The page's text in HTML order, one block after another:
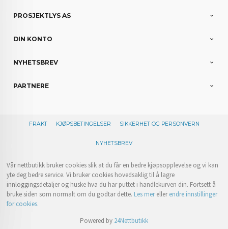
PROSJEKTLYS AS
DIN KONTO
NYHETSBREV
PARTNERE
FRAKT KJØPSBETINGELSER SIKKERHET OG PERSONVERN
NYHETSBREV
Vår nettbutikk bruker cookies slik at du får en bedre kjøpsopplevelse og vi kan
yte deg bedre service. Vi bruker cookies hovedsaklig til å lagre
innloggingsdetaljer og huske hva du har puttet i handlekurven din. Fortsett å
bruke siden som normalt om du godtar dette. Les merellerendre innstillinger
for cookies.
Powered by 24Nettbutikk